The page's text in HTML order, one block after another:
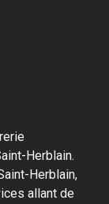
Herblain.
Herblain,
allant de